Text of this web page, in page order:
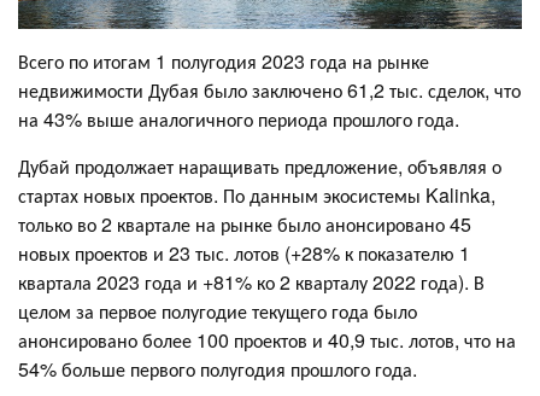
Всего по итогам 1 полугодия 2023 года на рынке
недвижимости Дубая было заключено 61,2 тыс. сделок, что
на 43% выше аналогичного периода прошлого года.
Дубай продолжает наращивать предложение, объявляя о
стартах новых проектов. По данным экосистемы Kalinka,
только во 2 квартале на рынке было анонсировано 45
новых проектов и 23 тыс. лотов (+28% к показателю 1
квартала 2023 года и +81% ко 2 кварталу 2022 года). В
целом за первое полугодие текущего года было
анонсировано более 100 проектов и 40,9 тыс. лотов, что на
54% больше первого полугодия прошлого года.